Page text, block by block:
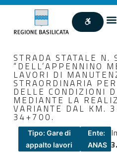
STRADA STATALE N.
“DELL’APPENNINO
LAVORI DI
STRAORDINARIA
DELLE CONDIZIONI
MEDIANTE LA
VARIANTE DAL KM.
34+700.
Tipo: Gare di
appalto lavori
Ente:
ANAS